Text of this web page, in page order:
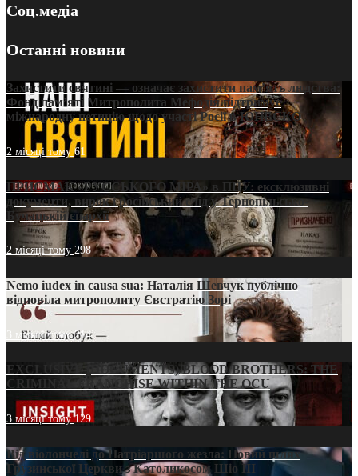
Соц.медіа
Останні новини
Захистити святині — означає захистити пам’ять людства:
Фонд пам’яті Митрополита Мефодія підтримує
міжнародну петицію щодо участі Росії в ЮНЕСКО
2 місяці тому61
ПРИСМАК «РУССЬКОГО МІРА» в ПЦУ: ексклюзивні
документи, вирок і російський слід у Тернопільсько-
Бучацькій єпархії
2 місяці тому 298
Nemo iudex in causa sua: Наталія Шевчук публічно
відповіла митрополиту Євстратію Зорі
3 місяці тому214
EXCLUSIVE (DOCUMENTS)/BLOOD BROTHERS: THE
CRIMINAL FRANCHISE WITHIN THE OCU
3 місяці тому129
Від віолончелі до Патріаршого жезла: Новий шлях
Грузинської Церкви з Католикосом Шіо III